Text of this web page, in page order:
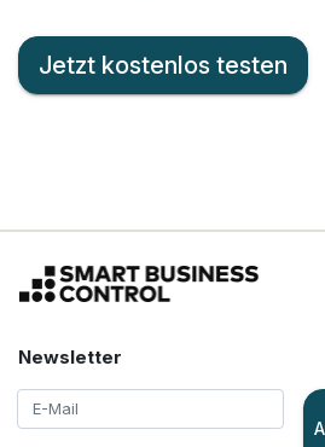
Jetzt kostenlos testen
Newsletter